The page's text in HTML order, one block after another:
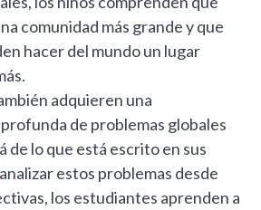
comunidad más grande y que
hacer del mundo un lugar
adquieren una
de problemas globales
de lo que está escrito en sus
estos problemas desde
los estudiantes aprenden a